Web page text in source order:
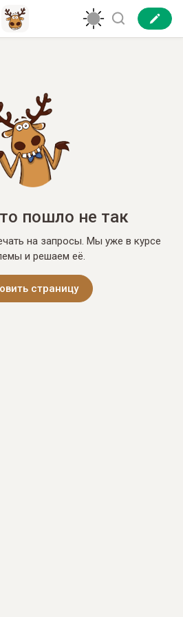
пошло не так
на запросы. Мы уже в курсе
и решаем её.
страницу